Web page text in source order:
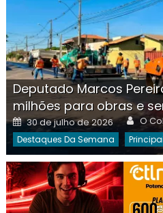
Deputado Marcos
milhões para obras e
Posted
on
30 de julho de 2026 O
Destaques Da Semana